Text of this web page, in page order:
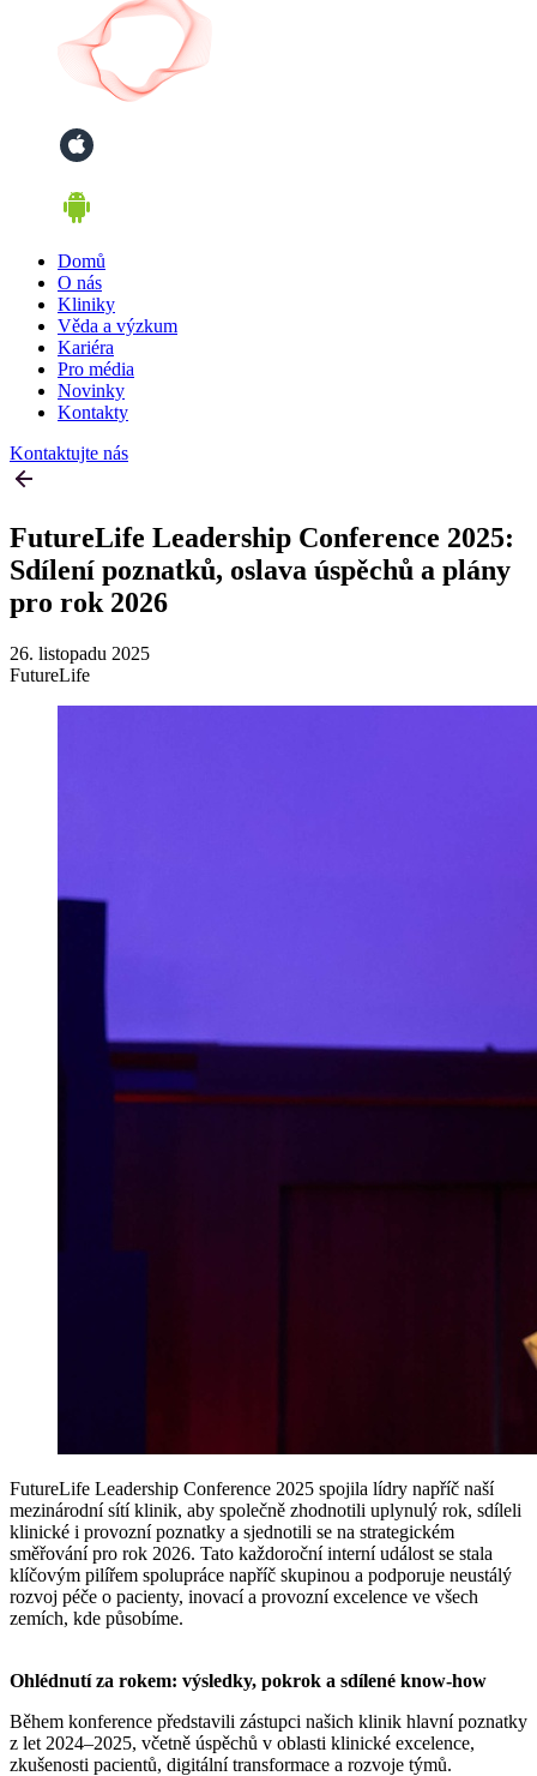
Domů
O nás
Kliniky
Věda a výzkum
Kariéra
Pro média
Novinky
Kontakty
Kontaktujte nás
FutureLife Leadership Conference 2025:
Sdílení poznatků, oslava úspěchů a plány
pro rok 2026
26. listopadu 2025
FutureLife
FutureLife Leadership Conference 2025 spojila lídry napříč naší
mezinárodní sítí klinik, aby společně zhodnotili uplynulý rok, sdíleli
klinické i provozní poznatky a sjednotili se na strategickém
směřování pro rok 2026. Tato každoroční interní událost se stala
klíčovým pilířem spolupráce napříč skupinou a podporuje neustálý
rozvoj péče o pacienty, inovací a provozní excelence ve všech
zemích, kde působíme.
Ohlédnutí za rokem: výsledky, pokrok a sdílené know-how
Během konference představili zástupci našich klinik hlavní poznatky
z let 2024–2025, včetně úspěchů v oblasti klinické excelence,
zkušenosti pacientů, digitální transformace a rozvoje týmů.